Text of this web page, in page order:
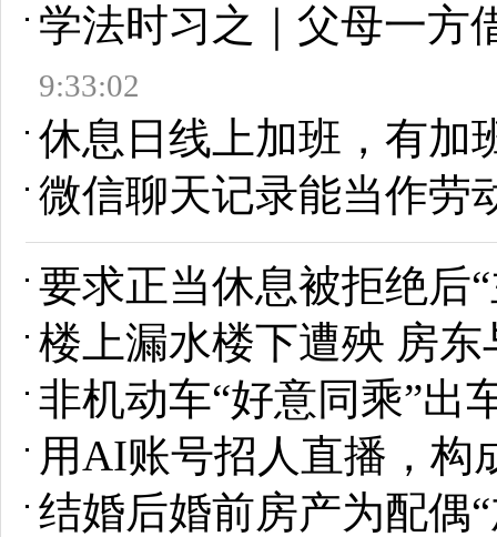
学法时习之｜父母一方
9:33:02
休息日线上加班，有加
微信聊天记录能当作劳
要求正当休息被拒绝后
楼上漏水楼下遭殃 房
非机动车“好意同乘”出
用AI账号招人直播，构
结婚后婚前房产为配偶